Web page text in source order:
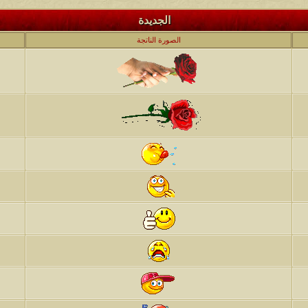
كاتب الموضوع مشاركات
الأمير
كاتب الموضوع
سعود البسام 1324
كاتب الموضوع
زعيم الملتقى 408
كاتب الموضوع مشاركات
أبو عبدالله البسام
كاتب الموضوع
الميآسية
الجديدة
الصورة الناتجة